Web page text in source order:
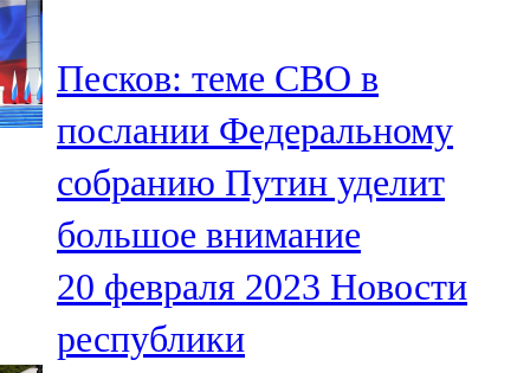
Песков: теме СВО в
послании Федеральному
собранию Путин уделит
большое внимание
20 февраля 2023 Новости
республики